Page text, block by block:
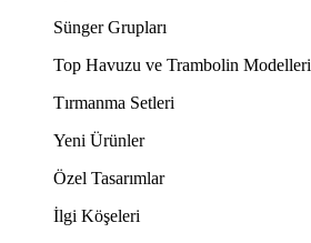
Sünger Grupları
Top Havuzu ve Trambolin Modelleri
Tırmanma Setleri
Yeni Ürünler
Özel Tasarımlar
İlgi Köşeleri